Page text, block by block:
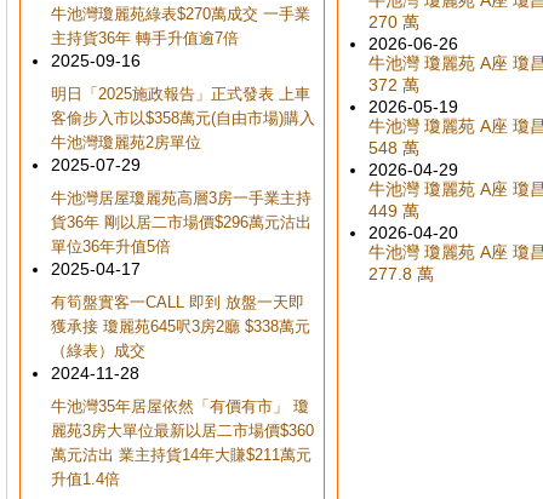
牛池灣瓊麗苑綠表$270萬成交 一手業
主持貨36年 轉手升值逾7倍
2025-09-16
明日「2025施政報告」正式發表 上車
客偷步入市以$358萬元(自由市場)購入
牛池灣瓊麗苑2房單位
2025-07-29
牛池灣居屋瓊麗苑高層3房一手業主持
貨36年 剛以居二市場價$296萬元沽出
單位36年升值5倍
2025-04-17
有筍盤實客一CALL 即到 放盤一天即
獲承接 瓊麗苑645呎3房2廳 $338萬元
（綠表）成交
2024-11-28
牛池灣35年居屋依然「有價有市」 瓊
麗苑3房大單位最新以居二市場價$360
萬元沽出 業主持貨14年大賺$211萬元
升值1.4倍
270 萬
2026-06-26
牛池灣 瓊麗苑 A座 瓊
372 萬
2026-05-19
牛池灣 瓊麗苑 A座 瓊
548 萬
2026-04-29
牛池灣 瓊麗苑 A座 瓊
449 萬
2026-04-20
牛池灣 瓊麗苑 A座 瓊
277.8 萬